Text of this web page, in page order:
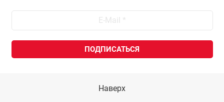
Наверх